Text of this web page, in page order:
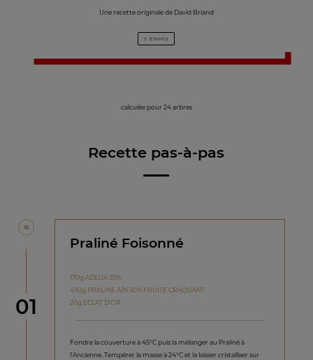
Une recette originale de David Briand
7 ÉTAPES
calculée pour 24 arbres
Recette pas-à-pas
étape
01
Praliné Foisonné
170g AZELIA 35%
430g PRALINE A/N 50% FRUITE CRAQUANT
20g ECLAT D'OR
Fondre la couverture à 45°C puis la mélanger au Praliné à
l’Ancienne. Tempérer la masse à 24°C et la laisser cristalliser sur